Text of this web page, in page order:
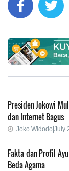
Presiden Jokowi
dan Internet Bagus
Joko Widodo|July
Fakta dan Profil
Beda Agama